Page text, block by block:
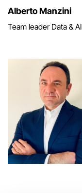
Alberto Manzini
Team leader Data & AI